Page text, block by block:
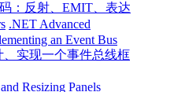
：反射、EMIT、表达
.NET Advanced
an Event Bus
、实现一个事件总线框
Resizing Panels